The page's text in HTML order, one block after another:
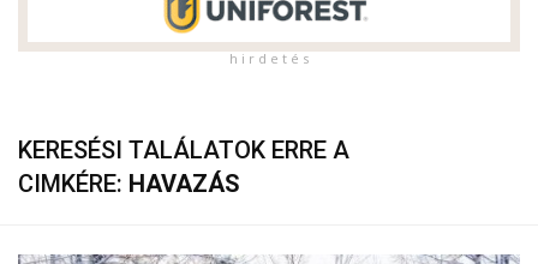
h i r d e t é s
KERESÉSI TALÁLATOK ERRE A
CIMKÉRE: HAVAZÁS